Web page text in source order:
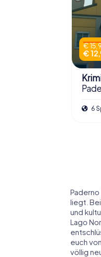
€
€
6
liegt.
und
Lago
euch
völlig